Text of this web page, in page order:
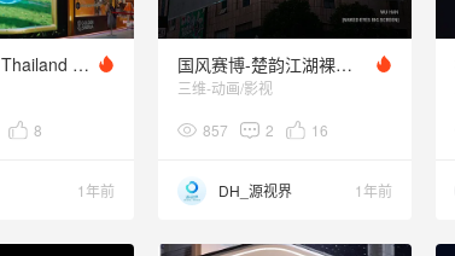
金铲铲之战｜Thailand Game Show裸眼大屏
8
1年前
国风赛博-楚韵江湖裸眼3D数字作品
三维-动画/影视
857 2 16
DH_源视界 1年前